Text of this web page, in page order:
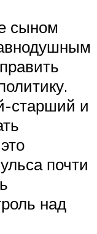
сыном
старший и
почти
над